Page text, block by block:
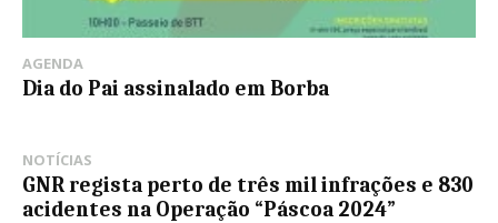
AGENDA
Dia do Pai assinalado em Borba
NOTÍCIAS
GNR regista perto de três mil infrações e 830
acidentes na Operação “Páscoa 2024”